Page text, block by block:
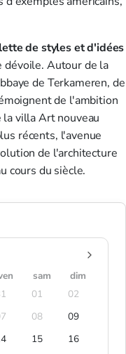
de styles et d'idées
dévoile. Autour de la
de Terkameren, de
de l'ambition
villa Art nouveau
récents, l'avenue
de l'architecture
cours du siècle.
sam
dim
01
02
08
09
15
16